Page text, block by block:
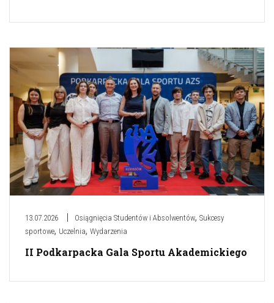
13.07.2026 Osiągnięcia Studentów i Absolwentów, Sukcesy
sportowe, Uczelnia, Wydarzenia
II Podkarpacka Gala Sportu Akademickiego